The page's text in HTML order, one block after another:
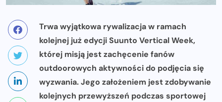
Trwa wyjątkowa rywalizacja w ramach
kolejnej już edycjiSuunto Vertical Week,
której misją jest zachęcenie fanów
outdoorowych aktywności do podjęcia się
wyzwania. Jego założeniem jest zdobywanie
kolejnych przewyższeń podczas sportowej